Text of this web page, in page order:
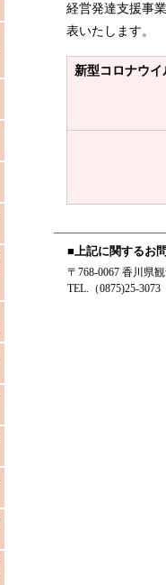
経営発達支援事
表いたします。
新型コロナウ
■上記に関するお
〒768-0067 香川県
TEL.（0875)25-